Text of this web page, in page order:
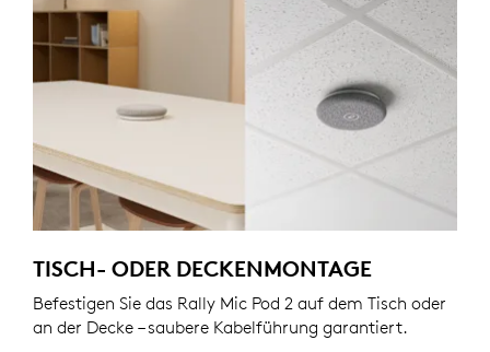
TISCH- ODER DECKENMONTAGE
Befestigen Sie das Rally Mic Pod 2 auf dem Tisch oder
an der Decke – saubere Kabelführung garantiert.